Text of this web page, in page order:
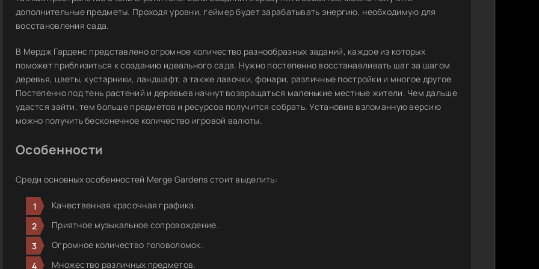
дополнительные предметы. Проходя уровни, геймер будет зарабатывать энергию, необходимую для
восстановления сада.
В Мердж Гарденс представлено огромное количество разнообразных заданий, каждое из которых
поможет приблизиться к созданию идеального сада. Нужно постепенно восстанавливать шаг за шагом
деревья, цветы, кустарники, ландшафт, а также лавочки, фонари, различные постройки и многое другое.
Постепенно под тень растений и деревьев начнут возвращаться маленькие местные жители. Чем дальше
удастся зайти, тем больше предметов и ресурсов получится собрать. Установив взломанную версию
можно получить бесконечное количество игровой валюты.
Особенности
Среди основных особенностей Merge Gardens стоит выделить:
Качественная красочная графика.
Приятное музыкальное сопровождение.
Огромное количество головоломок.
Множество различных предметов.